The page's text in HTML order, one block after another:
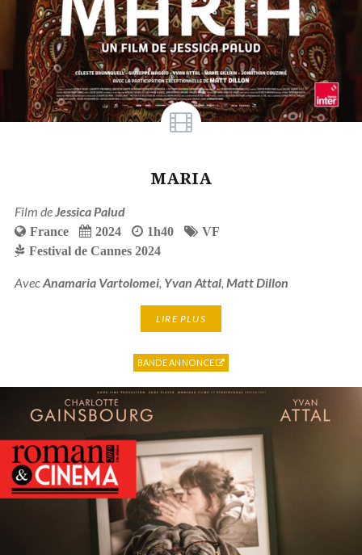
MARIA
Film deJessica Palud
France 2024 1h40
VF
Festival de Cannes 2024
AvecAnamaria Vartolomei, Yvan Attal, Matt Dillon
LIRE PLUS
BANDE ANNONCE